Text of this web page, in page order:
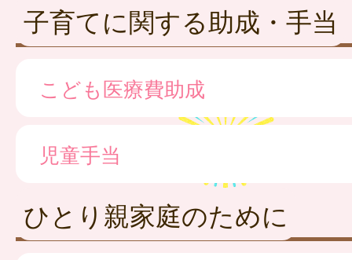
子育てに関する助成・手当
こども医療費助成
児童手当
ひとり親家庭のために